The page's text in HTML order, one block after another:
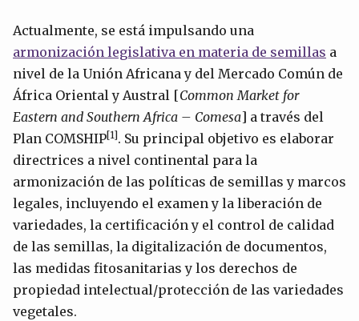
Actualmente, se está impulsando una
armonización legislativa en materia de semillas a
nivel de la Unión Africana y del Mercado Común de
África Oriental y Austral [Common Market for
Eastern and Southern Africa – Comesa] a través del
Plan COMSHIP[1]. Su principal objetivo es elaborar
directrices a nivel continental para la
armonización de las políticas de semillas y marcos
legales, incluyendo el examen y la liberación de
variedades, la certificación y el control de calidad
de las semillas, la digitalización de documentos,
las medidas fitosanitarias y los derechos de
propiedad intelectual/protección de las variedades
vegetales.